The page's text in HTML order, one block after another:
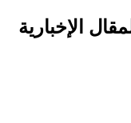
الإخبارية